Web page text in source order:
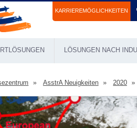
KARRIEREMÖGLICHKEITEN
LÖSUNGEN NACH
AsstrA Neuigkeiten 2020